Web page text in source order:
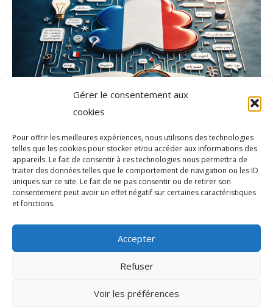
Gérer le consentement aux
cookies
Pour offrir les meilleures expériences, nous utilisons des technologies
telles que les cookies pour stocker et/ou accéder aux informations des
appareils. Le fait de consentir à ces technologies nous permettra de
traiter des données telles que le comportement de navigation ou les ID
uniques sur ce site. Le fait de ne pas consentir ou de retirer son
consentement peut avoir un effet négatif sur certaines caractéristiques
et fonctions.
Accepter
Refuser
Voir les préférences